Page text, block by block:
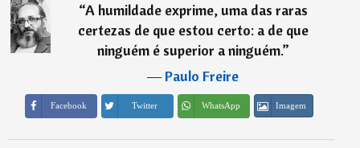
“A humildade exprime, uma das raras
certezas de que estou certo: a de que
ninguém é superior a ninguém.”
―Paulo Freire
Facebook Twitter WhatsApp Imagem